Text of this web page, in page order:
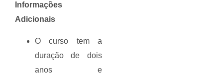
Informações
Adicionais
O curso tem a
duração de dois
anos e